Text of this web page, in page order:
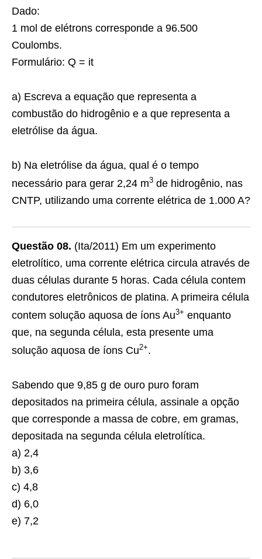
Dado:
1 mol de elétrons corresponde a 96.500
Coulombs.
Formulário: Q = it
a) Escreva a equação que representa a
combustão do hidrogênio e a que representa a
eletrólise da água.
b) Na eletrólise da água, qual é o tempo
necessário para gerar 2,24 m3 de hidrogênio, nas
CNTP, utilizando uma corrente elétrica de 1.000 A?
Questão 08. (Ita/2011) Em um experimento
eletrolítico, uma corrente elétrica circula através de
duas células durante 5 horas. Cada célula contem
condutores eletrônicos de platina. A primeira célula
contem solução aquosa de íons Au3+ enquanto
que, na segunda célula, esta presente uma
solução aquosa de íons Cu2+.
Sabendo que 9,85 g de ouro puro foram
depositados na primeira célula, assinale a opção
que corresponde a massa de cobre, em gramas,
depositada na segunda célula eletrolítica.
a) 2,4
b) 3,6
c) 4,8
d) 6,0
e) 7,2